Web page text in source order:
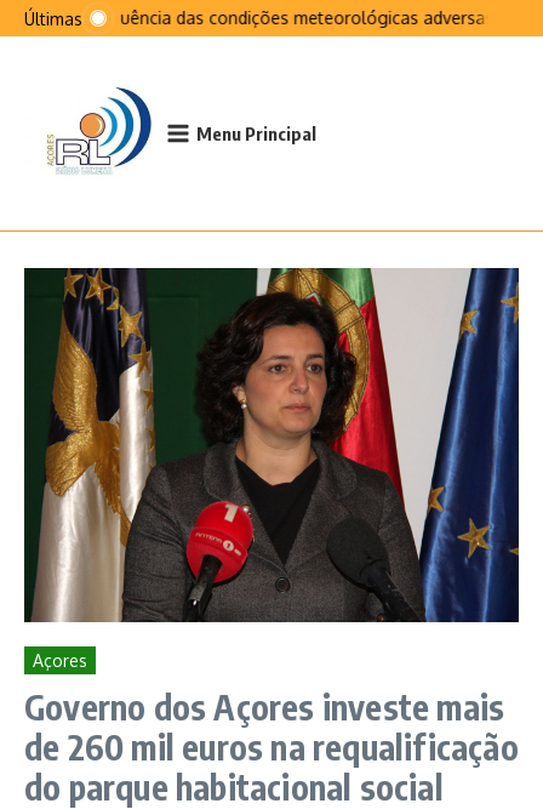
Ir para o conteúdo
ÚltimasNa sequência das condições meteorológicas adversas que
Menu Principal
Açores
Governo dos Açores investe mais
de 260 mil euros na requalificação
do parque habitacional social